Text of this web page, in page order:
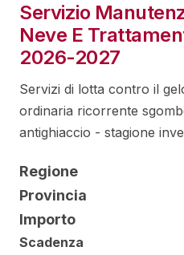
Servizio
Neve E
2026-2027
Servizi di lotta contro il
ordinaria ricorrente
antighiaccio - stagione
Regione
Provincia
Importo
Scadenza